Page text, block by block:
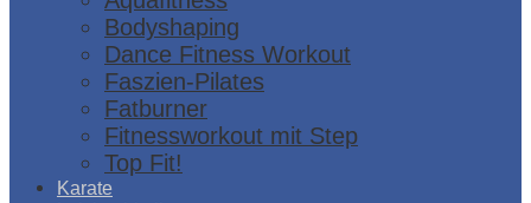
Bodyshaping
Dance Fitness Workout
Faszien-Pilates
Fatburner
Fitnessworkout mit Step
Top Fit!
Karate